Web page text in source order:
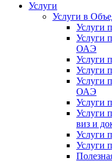
Услуги
Услуги в
Услуги
Услуги
ОАЭ
Услуги
Услуги
Услуги
ОАЭ
Услуги
Услуги
виз и
Услуги
Услуги